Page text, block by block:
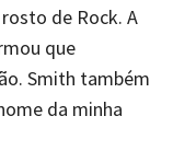
de Rock. A
que
Smith também
da minha